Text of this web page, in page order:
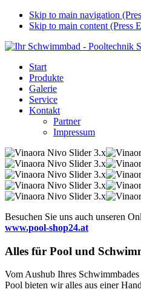
Skip to main navigation
Skip to main content (Press
Start
Produkte
Galerie
Service
Kontakt
Partner
Impressum
Besuchen Sie uns auch unseren
www.pool-shop24.at
Alles für Pool und
Vom Aushub Ihres
Pool bieten wir alles aus einer